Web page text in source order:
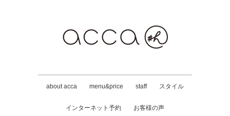
about acca menu&price staff スタイル
インターネット予約 お客様の声